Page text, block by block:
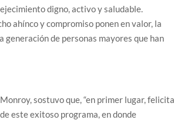
digno, activo y saludable.
ahínco y compromiso ponen en valor, la
de personas mayores que han
sostuvo que, “en primer lugar,
este exitoso programa, en donde